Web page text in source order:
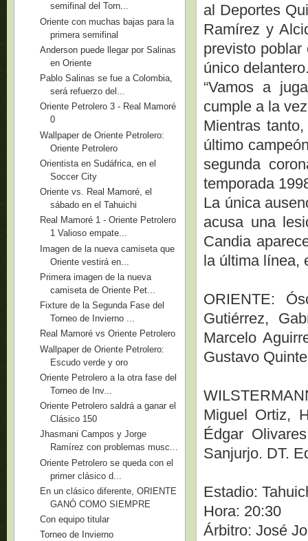
al Deportes
Ramírez y
previsto
único
“Vamos a
cumple a la
Mientras
último
segunda
temporada
La única
acusa una
Candia
la última línea,
ORIENTE:
Gutiérrez,
Marcelo
Gustavo
Miguel Ortiz,
Édgar
Sanjurjo. DT.
Estadio:
Hora: 20:30
Árbitro: José
semifinal del Torn...
Oriente con muchas bajas para la
primera semifinal
Anderson puede llegar por Salinas
en Oriente
Pablo Salinas se fue a Colombia,
será refuerzo del...
Oriente Petrolero 3 - Real Mamoré
0
Wallpaper de Oriente Petrolero:
Oriente Petrolero
Orientista en Sudáfrica, en el
Soccer City
Oriente vs. Real Mamoré, el
sábado en el Tahuichi
Real Mamoré 1 - Oriente Petrolero
1 Valioso empate...
Imagen de la nueva camiseta que
Oriente vestirá en...
Primera imagen de la nueva
camiseta de Oriente Pet...
Fixture de la Segunda Fase del
Torneo de Invierno ...
Real Mamoré vs Oriente Petrolero
Wallpaper de Oriente Petrolero:
Escudo verde y oro
Oriente Petrolero a la otra fase del
Torneo de Inv...
Oriente Petrolero saldrá a ganar el
Clásico 150
Jhasmani Campos y Jorge
Ramírez con problemas musc...
Oriente Petrolero se queda con el
primer clásico d...
En un clásico diferente, ORIENTE
GANÓ COMO SIEMPRE
Con equipo titular
Torneo de Invierno